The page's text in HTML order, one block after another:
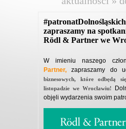
zapraszamy na
Rödl & Partner we
W imieniu naszego
Partner, zapraszamy do
biznesowych, które odbędą
listopadzie we Wrocławiu!
objęli wydarzenia swoim